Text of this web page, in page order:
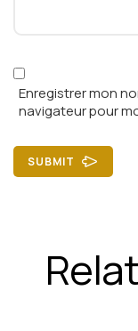
Enregistrer mon
navigateur pour
SUBMIT